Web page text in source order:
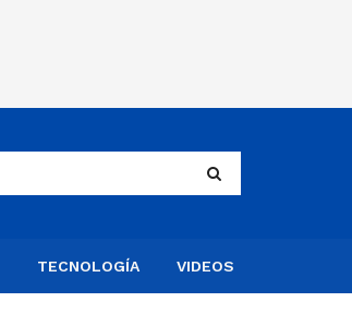
TECNOLOGÍA VIDEOS